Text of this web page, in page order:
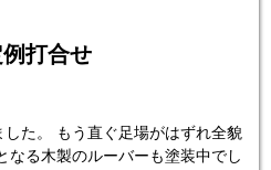
打合せ
た。 もう直ぐ足場がはずれ全貌
なる木製のルーバーも塗装中でし